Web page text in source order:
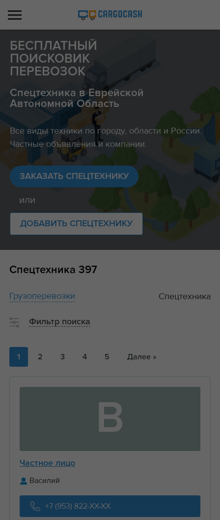
БЕСПЛАТНЫЙ
ПОИСКОВИК
ПЕРЕВОЗОК
Спецтехника в Еврейской
Автономной Область
Все виды техники по городу, области и России.
Частные объявления и компании.
ЗАКАЗАТЬ СПЕЦТЕХНИКУ
или
ДОБАВИТЬ СПЕЦТЕХНИКУ
Спецтехника 397
1 2 3 4 5 Далее »
В
Частное лицо
Василий
+7 (953) 822-XX-XX
Грузоперевозки Спецтехника
Фильтр поиска